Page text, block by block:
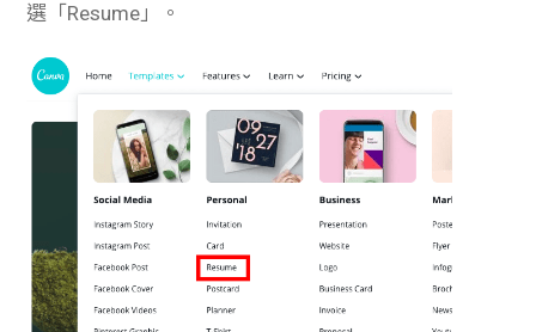
選「Resume」。